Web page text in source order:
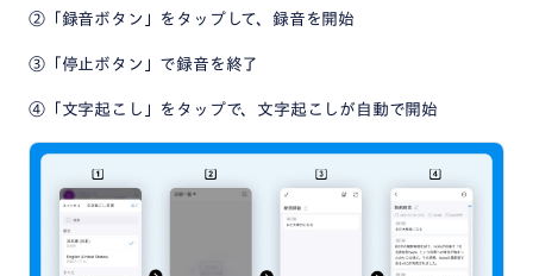
②「録音ボタン」をタップして、録音を開始
③「停止ボタン」で録音を終了
④「文字起こし」をタップで、文字起こしが自動で開始